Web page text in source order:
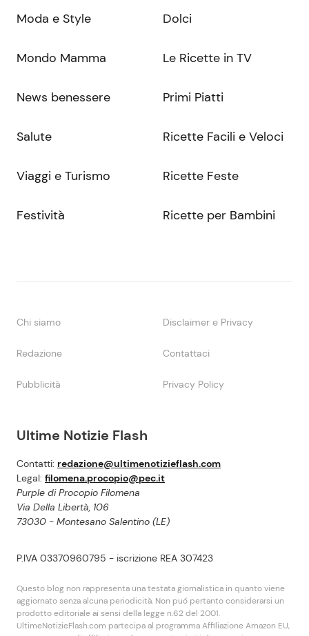
Ultime Notizie Flash
Contatti: redazione@ultimenotizieflash.com
Legal: filomena.procopio@pec.it
Purple di Procopio Filomena
Via Della Libertà, 106
73030 - Montesano Salentino (LE)
P.IVA 03370960795 - iscrizione REA 307423
Questo blog non rappresenta una testata giornalistica in quanto viene
aggiornato senza alcuna periodicità. Non puó pertanto considerarsi un
prodotto editoriale ai sensi della legge n.62 del 2001.
UltimeNotizieFlash.com partecipa al programma Affiliazione Amazon EU,
Moda e Style
Mondo Mamma
News benessere
Salute
Viaggi e Turismo
Festività
Dolci
Le Ricette in TV
Primi Piatti
Ricette Facili e Veloci
Ricette Feste
Ricette per Bambini
Chi siamo Disclaimer e Privacy
Redazione Contattaci
Pubblicità Privacy Policy